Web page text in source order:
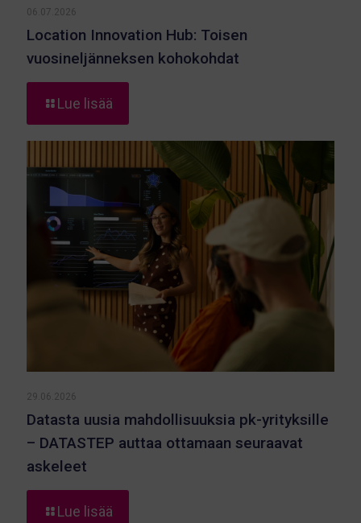
06.07.2026
Location Innovation Hub: Toisen
vuosineljänneksen kohokohdat
Lue lisää
Location
Innovation
Toisen
vuosineljänneksen
kohokohdat
29.06.2026
Datasta uusia mahdollisuuksia pk-yrityksille
– DATASTEP auttaa ottamaan seuraavat
askeleet
Lue lisää